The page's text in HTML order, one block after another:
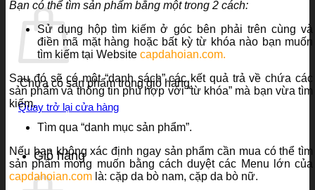
Chưa có sản phẩm trong giỏ hàng.
Quay trở lại cửa hàng
Giỏ hàng
Bạn có thể tìm sản phẩm bằng một trong 2 cách:
Sử dụng hộp tìm kiếm ở góc bên phải trên cùng và
điền mã mặt hàng hoặc bất kỳ từ khóa nào bạn muốn
tìm kiếm tại Website capdahoian.com.
Sau đó sẽ có một “danh sách” các kết quả trả về chứa các
sản phẩm và thông tin phù hợp với “từ khóa” mà bạn vừa tìm
kiếm.
Tìm qua “danh mục sản phẩm”.
Nếu bạn không xác định ngay sản phẩm cần mua có thể tìm
sản phẩm mong muốn bằng cách duyệt các Menu lớn của
capdahoian.com là: cặp da bò nam, cặp da bò nữ.